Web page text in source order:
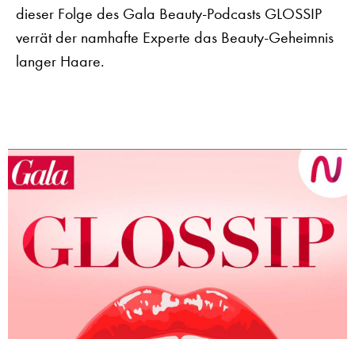
dieser Folge des Gala Beauty-Podcasts GLOSSIP
verrät der namhafte Experte das Beauty-Geheimnis
langer Haare.